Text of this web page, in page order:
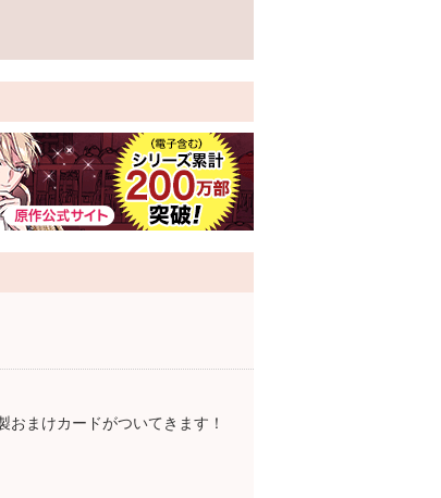
まけカードがついてきます！